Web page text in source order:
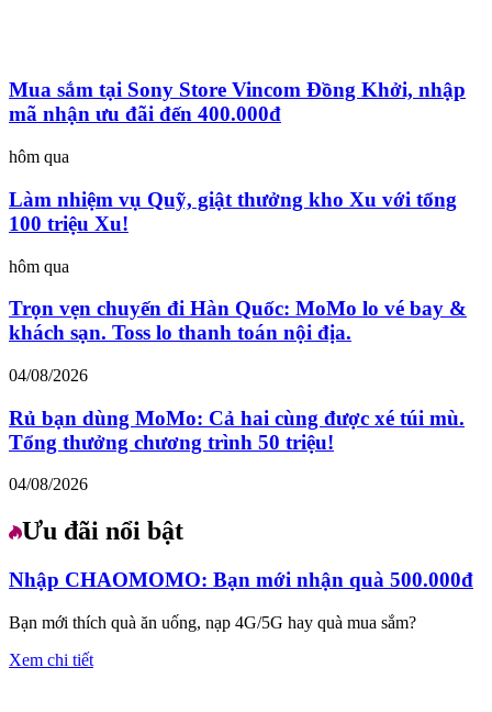
Mua sắm tại Sony Store Vincom Đồng Khởi, nhập
mã nhận ưu đãi đến 400.000đ
hôm qua
Làm nhiệm vụ Quỹ, giật thưởng kho Xu với tổng
100 triệu Xu!
hôm qua
Trọn vẹn chuyến đi Hàn Quốc: MoMo lo vé bay &
khách sạn. Toss lo thanh toán nội địa.
04/08/2026
Rủ bạn dùng MoMo: Cả hai cùng được xé túi mù.
Tổng thưởng chương trình 50 triệu!
04/08/2026
Ưu đãi nổi bật
Nhập CHAOMOMO: Bạn mới nhận quà 500.000đ
Bạn mới thích quà ăn uống, nạp 4G/5G hay quà mua sắm?
Xem chi tiết